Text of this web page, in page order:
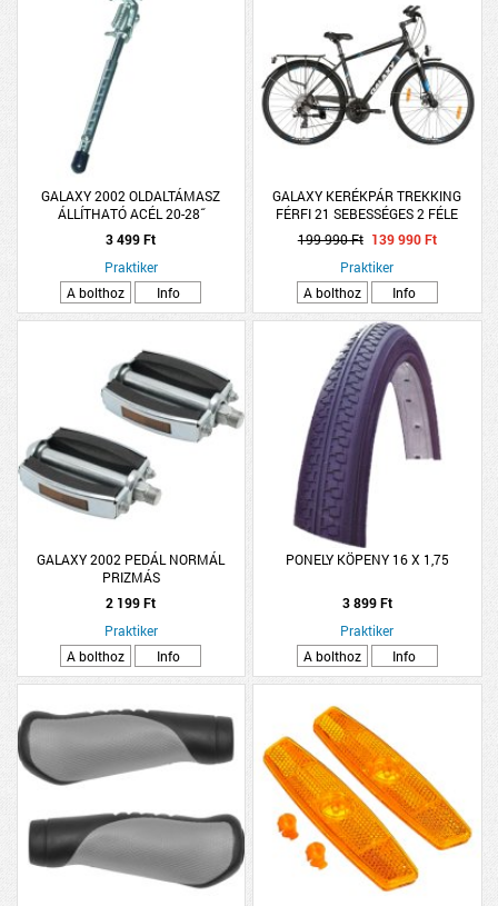
GALAXY 2002 OLDALTÁMASZ
ÁLLÍTHATÓ ACÉL 20-28˝
3 499 Ft
Praktiker
A bolthoz
Info
GALAXY KERÉKPÁR TREKKING
FÉRFI 21 SEBESSÉGES 2 FÉLE
SZÍNBEN
199 990 Ft 139 990 Ft
Praktiker
A bolthoz
Info
GALAXY 2002 PEDÁL NORMÁL
PRIZMÁS
2 199 Ft
Praktiker
A bolthoz
Info
PONELY KÖPENY 16 X 1,75
3 899 Ft
Praktiker
A bolthoz
Info